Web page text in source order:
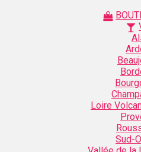
Loire
Sud-